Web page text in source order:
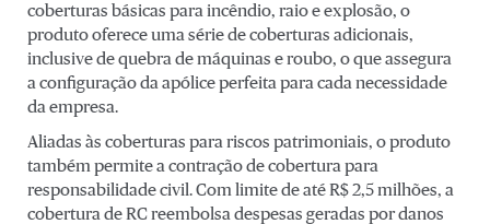
coberturas básicas para incêndio, raio e explosão, o
produto oferece uma série de coberturas adicionais,
inclusive de quebra de máquinas e roubo, o que assegura
a configuração da apólice perfeita para cada necessidade
da empresa.
Aliadas às coberturas para riscos patrimoniais, o produto
também permite a contração de cobertura para
responsabilidade civil. Com limite de até R$ 2,5 milhões, a
cobertura de RC reembolsa despesas geradas por danos